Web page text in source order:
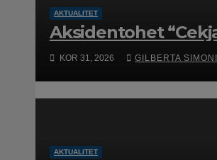
AKTUALITET
Aksidentohet
KOR 31, 2026 GILBERTA SIMONI
AKTUALITET